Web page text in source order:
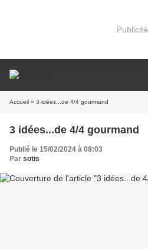
Publicité
Accueil » 3 idées...de 4/4 gourmand
3 idées...de 4/4 gourmand
Publié le 15/02/2024 à 08:03
Par sotis